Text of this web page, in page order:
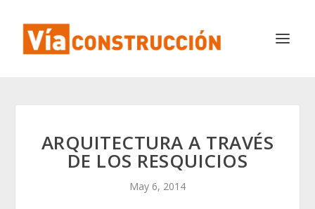
ARQUITECTURA A TRAVÉS
DE LOS RESQUICIOS
May 6, 2014